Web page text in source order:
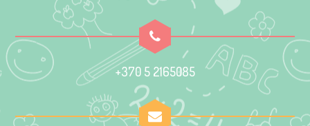
+370 5 2165085